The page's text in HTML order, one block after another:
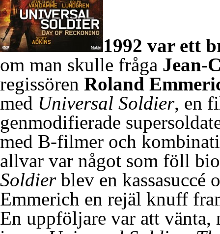
1992 var ett
om man skulle fråga Jean-
regissören Roland
med Universal Soldier, en
genmodifierade
med B-filmer och
allvar var något som föll
Soldierblev en kassasuccé
Emmerich en rejäl knuff
En uppföljare var att